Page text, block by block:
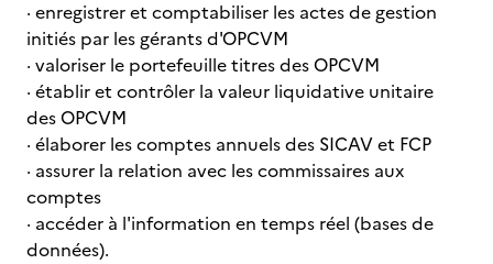
· enregistrer et comptabiliser les actes de gestion
initiés par les gérants d'OPCVM
· valoriser le portefeuille titres des OPCVM
· établir et contrôler la valeur liquidative unitaire
des OPCVM
· élaborer les comptes annuels des SICAV et FCP
· assurer la relation avec les commissaires aux
comptes
· accéder à l'information en temps réel (bases de
données).